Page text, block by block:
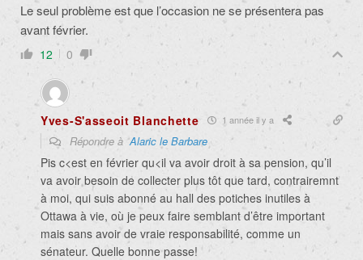
Le seul problème est que l’occasion ne se présentera pas
avant février.
12 0
Yves-S'asseoit Blanchette 1 année il y a
Répondre àAlaric le Barbare
Pis c<est en février qu<il va avoir droit à sa pension, qu’il
va avoir besoin de collecter plus tôt que tard, contrairemnt
à moi, qui suis abonné au hall des potiches inutiles à
Ottawa à vie, où je peux faire semblant d’être important
mais sans avoir de vraie responsabilité, comme un
sénateur. Quelle bonne passe!